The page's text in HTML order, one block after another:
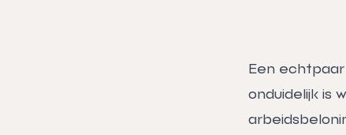
Een echtpaar
onduidelijk is